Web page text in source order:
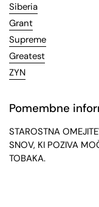
Siberia
Grant
Supreme
Greatest
ZYN
Pomembne
STAROSTNA
SNOV, KI POZIVA
TOBAKA.